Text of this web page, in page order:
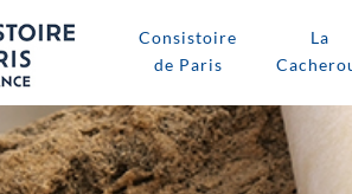
Consistoire
de Paris
La